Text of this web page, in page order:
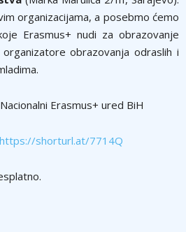
organizacijama, a posebmo ćemo
Erasmus+ nudi za obrazovanje
obrazovanja odraslih i
Erasmus+ ured BiH
https://shorturl.at/7714Q